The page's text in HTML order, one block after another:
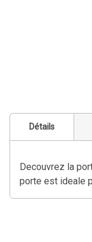
Détails
Decouvrez la
porte est ideale